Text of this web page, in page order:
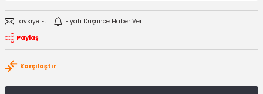
Tavsiye Et
Fiyatı Düşünce Haber Ver
Paylaş
Karşılaştır